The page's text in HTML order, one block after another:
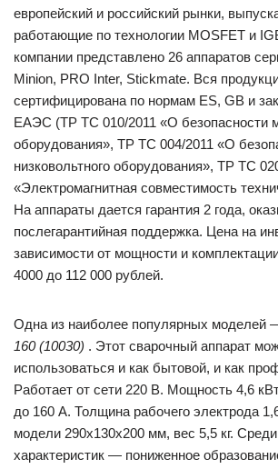
европейский и российский рынки,
работающие по технологии MOSFET и
компании представлено 26 аппаратов
Minion, PRO Inter, Stickmate. Вся
сертифицирована по нормам ES, GB и
ЕАЭС (ТР ТС 010/2011 «О безопасности
оборудования», ТР ТС 004/2011 «О
низковольтного оборудования», ТР ТС
«Электромагнитная совместимость
На аппараты дается гарантия 2 года,
послегарантийная поддержка. Цена на
зависимости от мощности и
4000 до 112 000 рублей.
Одна из наиболее популярных моделей
160 (10030) . Этот сварочный аппарат
использоваться и как бытовой, и как
Работает от сети 220 В. Мощность 4,6
до 160 А. Толщина рабочего электрода
модели 290х130х200 мм, вес 5,5 кг.
характеристик — пониженное